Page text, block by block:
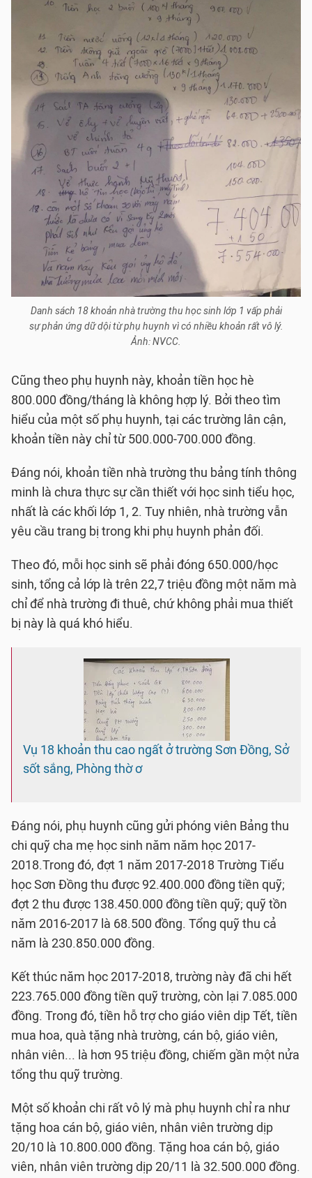
Danh sách 18 khoản nhà trường thu học sinh lớp 1 vấp phải
sự phản ứng dữ dội từ phụ huynh vì có nhiều khoản rất vô lý.
Ảnh: NVCC.
Cũng theo phụ huynh này, khoản tiền học hè
800.000 đồng/tháng là không hợp lý. Bởi theo tìm
hiểu của một số phụ huynh, tại các trường lân cận,
khoản tiền này chỉ từ 500.000-700.000 đồng.
Đáng nói, khoản tiền nhà trường thu bảng tính thông
minh là chưa thực sự cần thiết với học sinh tiểu học,
nhất là các khối lớp 1, 2. Tuy nhiên, nhà trường vẫn
yêu cầu trang bị trong khi phụ huynh phản đối.
Theo đó, mỗi học sinh sẽ phải đóng 650.000/học
sinh, tổng cả lớp là trên 22,7 triệu đồng một năm mà
chỉ để nhà trường đi thuê, chứ không phải mua thiết
bị này là quá khó hiểu.
Vụ 18 khoản thu cao ngất ở trường Sơn Đồng, Sở
sốt sắng, Phòng thờ ơ
Đáng nói, phụ huynh cũng gửi phóng viên Bảng thu
chi quỹ cha mẹ học sinh năm năm học 2017-
2018.Trong đó, đợt 1 năm 2017-2018 Trường Tiểu
học Sơn Đồng thu được 92.400.000 đồng tiền quỹ;
đợt 2 thu được 138.450.000 đồng tiền quỹ; quỹ tồn
năm 2016-2017 là 68.500 đồng. Tổng quỹ thu cả
năm là 230.850.000 đồng.
Kết thúc năm học 2017-2018, trường này đã chi hết
223.765.000 đồng tiền quỹ trường, còn lại 7.085.000
đồng. Trong đó, tiền hỗ trợ cho giáo viên dịp Tết, tiền
mua hoa, quà tặng nhà trường, cán bộ, giáo viên,
nhân viên... là hơn 95 triệu đồng, chiếm gần một nửa
tổng thu quỹ trường.
Một số khoản chi rất vô lý mà phụ huynh chỉ ra như
tặng hoa cán bộ, giáo viên, nhân viên trường dịp
20/10 là 10.800.000 đồng. Tặng hoa cán bộ, giáo
viên, nhân viên trường dịp 20/11 là 32.500.000 đồng.